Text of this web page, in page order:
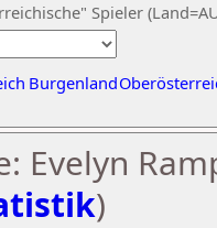
Spieler
Burgenland
Evelyn
)